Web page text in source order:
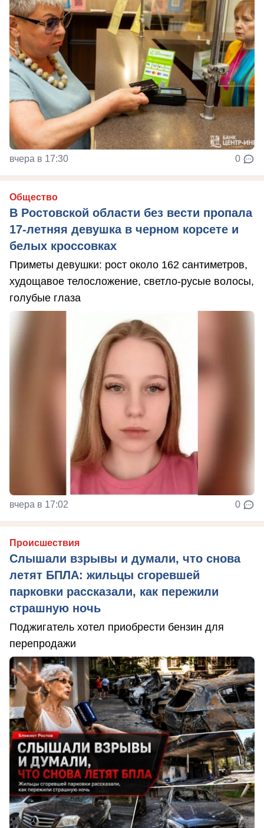
вчера в 17:30 0
Общество
В Ростовской области без вести пропала
17-летняя девушка в черном корсете и
белых кроссовках
Приметы девушки: рост около 162 сантиметров,
худощавое телосложение, светло-русые волосы,
голубые глаза
вчера в 17:02 0
Происшествия
Слышали взрывы и думали, что снова
летят БПЛА: жильцы сгоревшей
парковки рассказали, как пережили
страшную ночь
Поджигатель хотел приобрести бензин для
перепродажи